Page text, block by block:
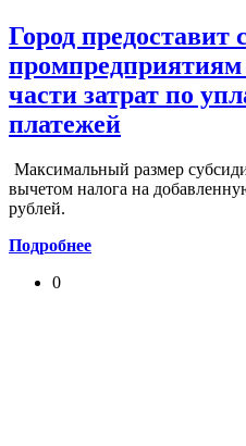
Город предоставит
части затрат по
платежей
Максимальный размер
вычетом налога на
рублей.
Подробнее
0